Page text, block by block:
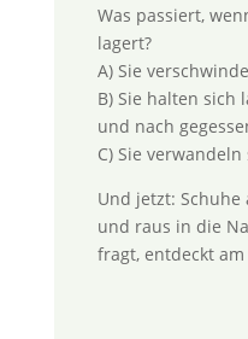
Was passiert,
lagert?
A) Sie
B) Sie halten sich
und nach
C) Sie
Und jetzt: Schuhe
und raus in die
fragt, entdeckt